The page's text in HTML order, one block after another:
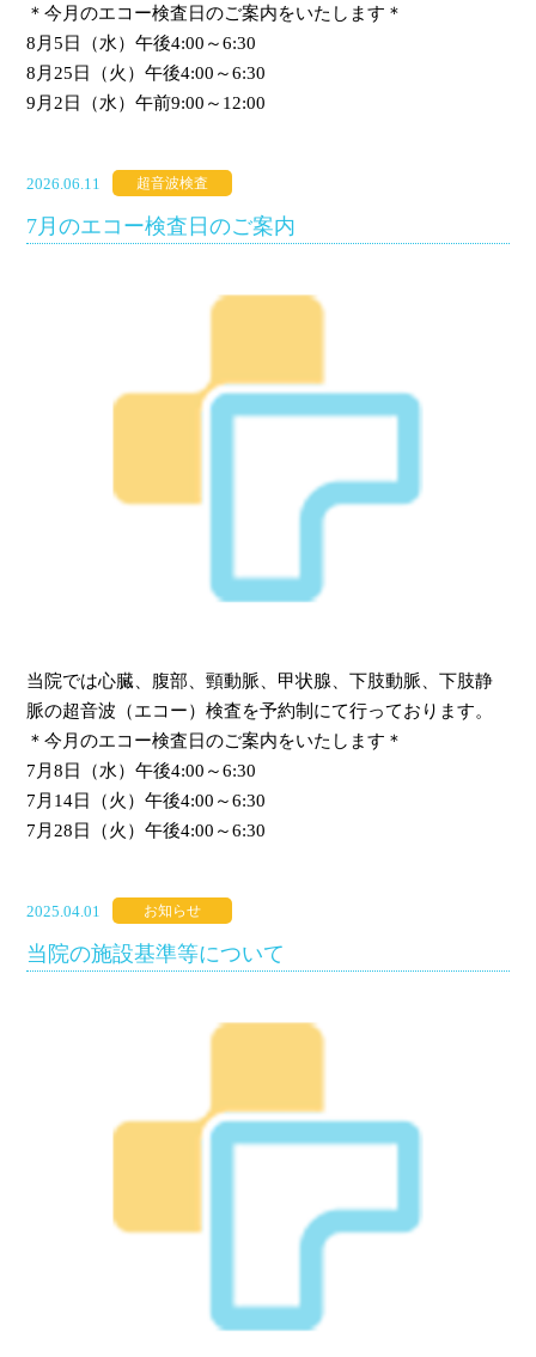
＊今月のエコー検査日のご案内をいたします＊
8月5日（水）午後4:00～6:30
8月25日（火）午後4:00～6:30
9月2日（水）午前9:00～12:00
2026.06.11 超音波検査
7月のエコー検査日のご案内
当院では心臓、腹部、頸動脈、甲状腺、下肢動脈、下肢静
脈の超音波（エコー）検査を予約制にて行っております。
＊今月のエコー検査日のご案内をいたします＊
7月8日（水）午後4:00～6:30
7月14日（火）午後4:00～6:30
7月28日（火）午後4:00～6:30
2025.04.01 お知らせ
当院の施設基準等について